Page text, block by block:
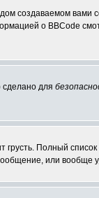
создаваемом вами
о BBCode
сделано для
Полный
или вообще